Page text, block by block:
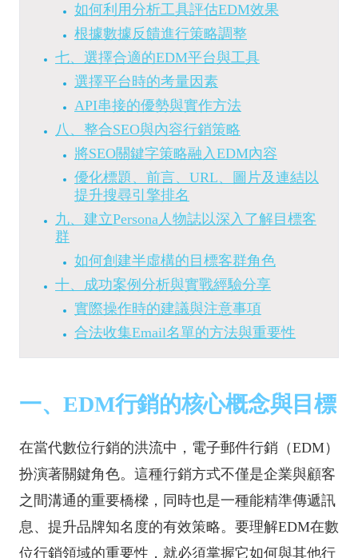
如何利用分析工具評估EDM效果
根據數據反饋進行策略調整
七、選擇合適的EDM平台與工具
選擇平台時的考量因素
API串接的優勢與實作方法
八、整合SEO與內容行銷策略
將SEO關鍵字策略融入EDM內容
優化標題、前言、URL、圖片及連結以
提升搜尋引擎排名
九、建立Persona人物誌以深入了解目標客
群
如何創建半虛構的目標客群角色
十、成功案例分析與實戰經驗分享
實際操作時的建議與注意事項
合法收集Email名單的方法與重要性
一、EDM行銷的核心概念與目標
在當代數位行銷的洪流中，電子郵件行銷（EDM）
扮演著關鍵角色。這種行銷方式不僅是企業與顧客
之間溝通的重要橋樑，同時也是一種能精準傳遞訊
息、提升品牌知名度的有效策略。要理解EDM在數
位行銷領域的重要性，就必須掌握它如何與其他行